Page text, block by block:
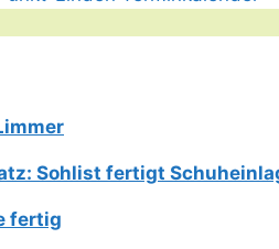
Sohlist fertigt
fertig